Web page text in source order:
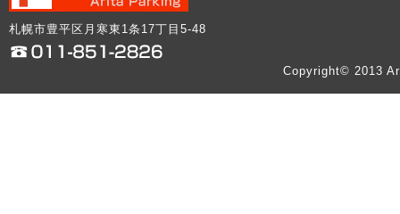
札幌市豊平区月寒東1条17丁目5-48
Copyright© 2013